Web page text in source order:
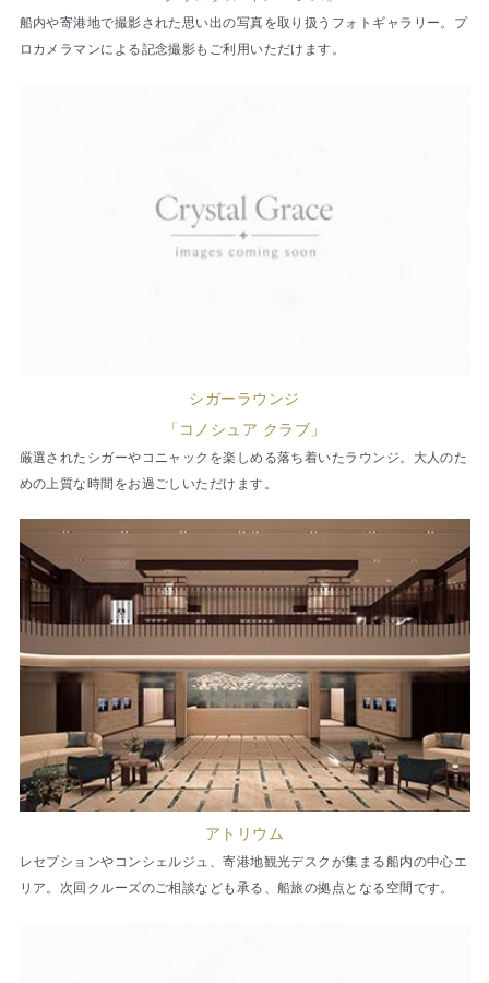
船内や寄港地で撮影された思い出の写真を取り扱うフォトギャラリー。プ
ロカメラマンによる記念撮影もご利用いただけます。
シガーラウンジ
「コノシュア クラブ」
厳選されたシガーやコニャックを楽しめる落ち着いたラウンジ。大人のた
めの上質な時間をお過ごしいただけます。
アトリウム
レセプションやコンシェルジュ、寄港地観光デスクが集まる船内の中心エ
リア。次回クルーズのご相談なども承る、船旅の拠点となる空間です。